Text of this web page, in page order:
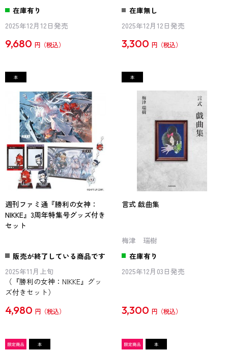
在庫有り
2025年12月12日発売
9,680 円
在庫無し
2025年12月12日発売
3,300 円
週刊ファミ通『勝利の女神：
NIKKE』3周年特集号グッズ付き
セット
販売が終了している商品です
2025年11月上旬
（『勝利の女神：NIKKE』グッ
ズ付きセット）
4,980 円
言式 戯曲集
梅津 瑞樹
在庫有り
2025年12月03日発売
3,300 円